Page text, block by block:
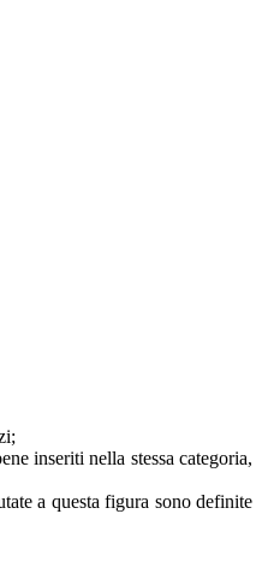
inseriti nella stessa categoria,
a questa figura sono definite